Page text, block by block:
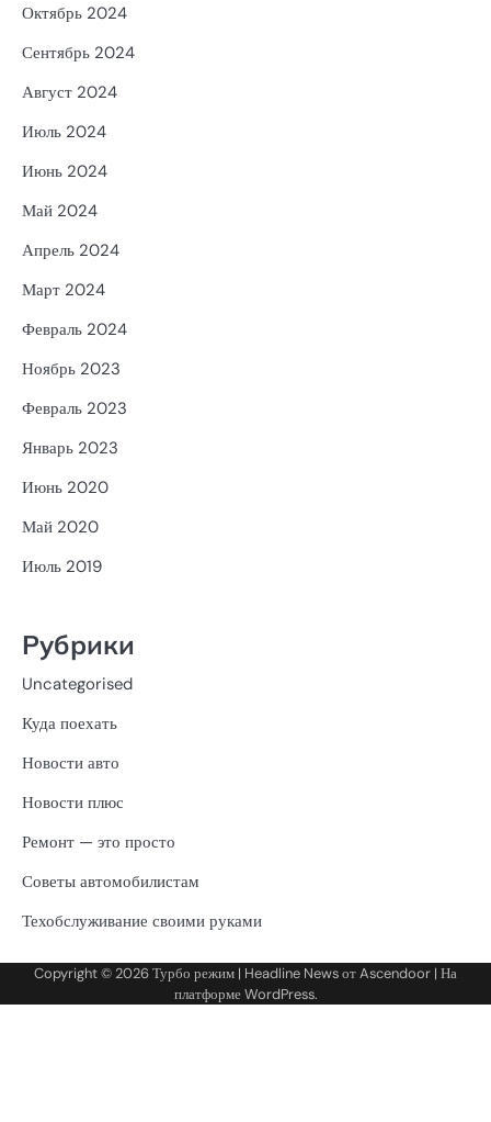
Октябрь 2024
Сентябрь 2024
Август 2024
Июль 2024
Июнь 2024
Май 2024
Апрель 2024
Март 2024
Февраль 2024
Ноябрь 2023
Февраль 2023
Январь 2023
Июнь 2020
Май 2020
Июль 2019
Рубрики
Uncategorised
Куда поехать
Новости авто
Новости плюс
Ремонт — это просто
Советы автомобилистам
Техобслуживание своими руками
Copyright © 2026Турбо режим | Headline News отAscendoor | На
платформеWordPress.